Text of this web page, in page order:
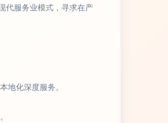
代服务业模式，寻求在产
地化深度服务。